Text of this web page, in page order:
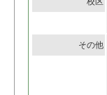
その他